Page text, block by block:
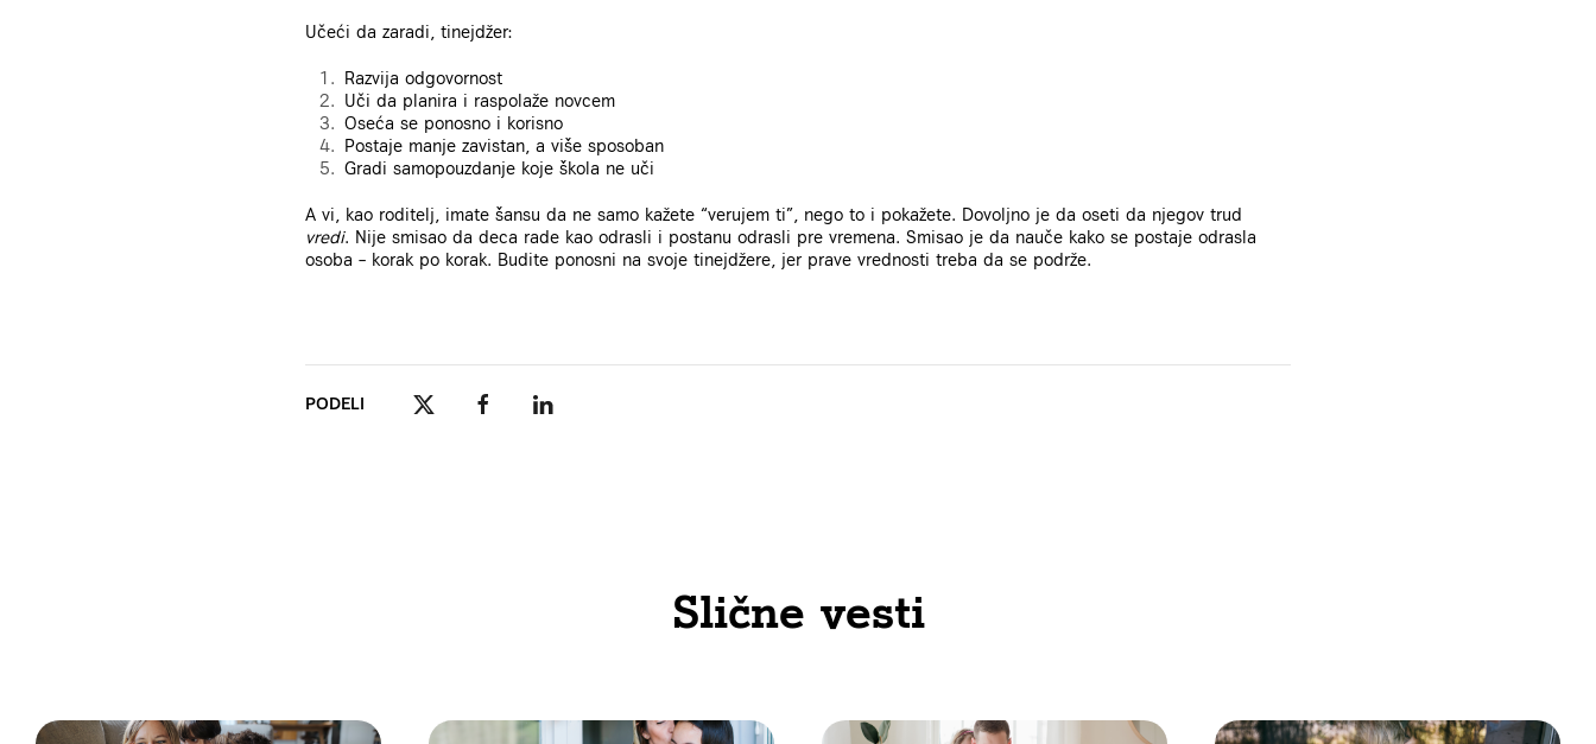
Učeći da zaradi, tinejdžer:
Razvija odgovornost
Uči da planira i raspolaže novcem
Oseća se ponosno i korisno
Postaje manje zavistan, a više sposoban
Gradi samopouzdanje koje škola ne uči
A vi, kao roditelj, imate šansu da ne samo kažete “verujem ti”, nego to i pokažete. Dovoljno je da oseti da njegov trud
vredi. Nije smisao da deca rade kao odrasli i postanu odrasli pre vremena. Smisao je da nauče kako se postaje odrasla
osoba – korak po korak. Budite ponosni na svoje tinejdžere, jer prave vrednosti treba da se podrže.
PODELI
Slične vesti